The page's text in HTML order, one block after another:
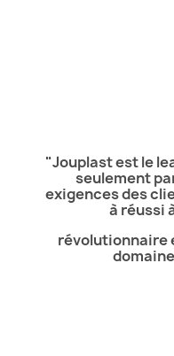
"Jouplast est le
seulement
exigences des
à réussi
révolutionnaire